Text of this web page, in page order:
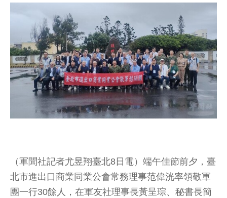
（軍聞社記者尤昱翔臺北8日電）端午佳節前夕，臺
北市進出口商業同業公會常務理事范偉洸率領敬軍
團一行30餘人，在軍友社理事長黃呈琮、秘書長簡